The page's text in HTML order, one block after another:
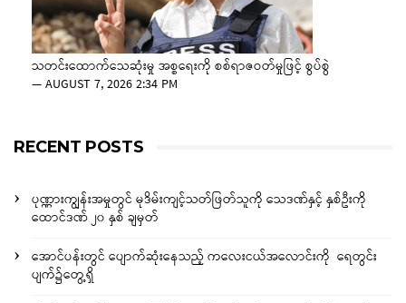
သတင်းထောက်သေဆုံးမှု အစ္စရေးကို စစ်ရာဇဝတ်မှုဖြင့် စွပ်စွဲ
—AUGUST 7, 2026 2:34 PM
RECENT POSTS
ပုဏ္ဏားကျွန်းအမှုတွင် မုဒိမ်းကျင့်သတ်ဖြတ်သူကို သေဒဏ်နှင့် နှစ်ဦးကို
ထောင်ဒဏ် ၂၀ နှစ် ချမှတ်
အောင်ပန်းတွင် ပျောက်ဆုံးနေသည့် ကလေးငယ်အလောင်းကို ရေတွင်း
ပျက်၌တွေ့ရှိ